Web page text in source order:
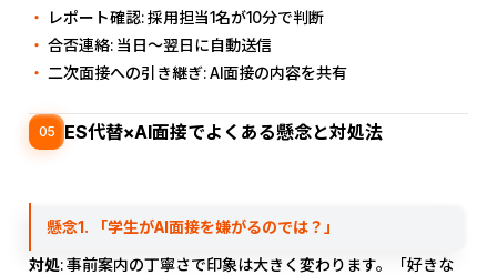
レポート確認: 採用担当1名が10分で判断
合否連絡: 当日〜翌日に自動送信
二次面接への引き継ぎ: AI面接の内容を共有
05 ES代替×AI面接でよくある懸念と対処法
懸念1. 「学生がAI面接を嫌がるのでは？」
対処: 事前案内の丁寧さで印象は大きく変わります。「好きな